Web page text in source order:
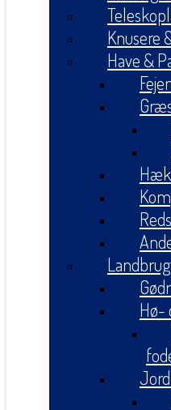
Knusere
Have &
Landbrug
Hø-